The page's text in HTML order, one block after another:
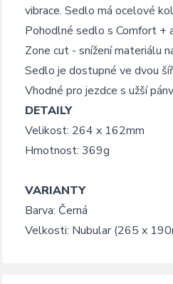
vibrace. Sedlo má ocelové
Pohodlné sedlo s Comfort +
Zone cut - snížení materiálu
Sedlo je dostupné ve dvou
Vhodné pro jezdce s užší
DETAILY
Velikost: 264 x 162mm
Hmotnost: 369g
VARIANTY
Barva: Černá
Velkosti: Nubular (265 x